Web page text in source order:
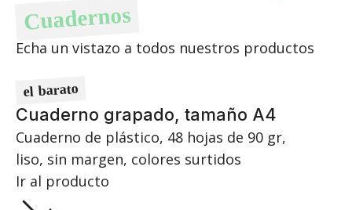
Cuadernos
Echa un vistazo a todos nuestros productos
el barato
Cuaderno grapado, tamaño A4
Cuaderno de plástico, 48 hojas de 90 gr,
liso, sin margen, colores surtidos
Ir al producto